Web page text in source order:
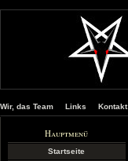
Wir, das Team Links Kontakt
Hauptmenü
Startseite